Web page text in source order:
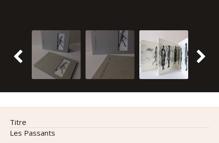
titre
Les Passants